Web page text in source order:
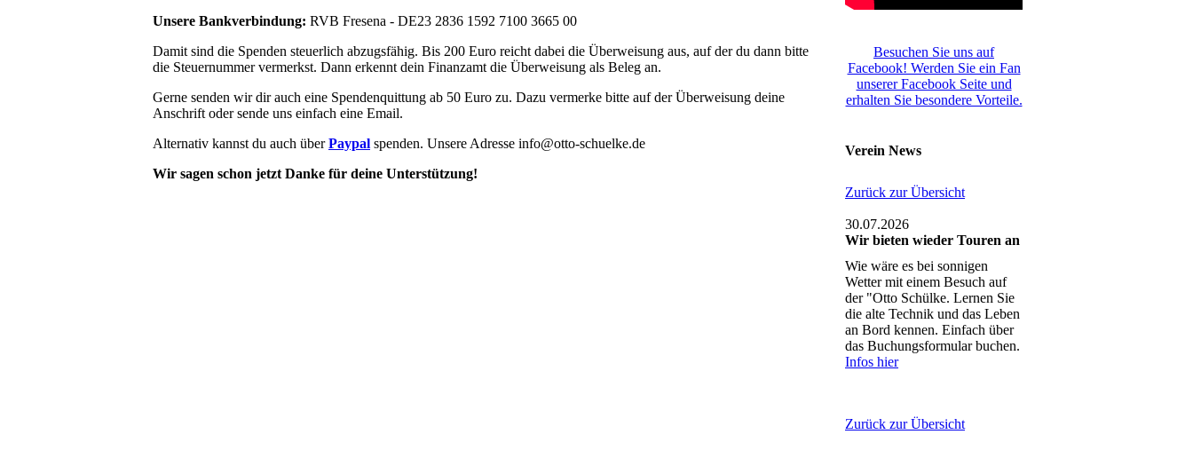
Unsere Bankverbindung: RVB Fresena - DE23 2836 1592 7100 3665 00
Damit sind die Spenden steuerlich abzugsfähig. Bis 200 Euro reicht dabei die Überweisung aus, auf der du dann bitte
die Steuernummer vermerkst. Dann erkennt dein Finanzamt die Überweisung als Beleg an.
Gerne senden wir dir auch eine Spendenquittung ab 50 Euro zu. Dazu vermerke bitte auf der Überweisung deine
Anschrift oder sende uns einfach eine Email.
Alternativ kannst du auch überPaypal spenden. Unsere Adresse info@otto-schuelke.de
Wir sagen schon jetzt Danke für deine Unterstützung!
Besuchen Sie uns auf
Facebook! Werden Sie ein Fan
unserer Facebook Seite und
erhalten Sie besondere Vorteile.
Verein News
Zurück zur Übersicht
30.07.2026
Wir bieten wieder Touren an
Wie wäre es bei sonnigen
Wetter mit einem Besuch auf
der "Otto Schülke. Lernen Sie
die alte Technik und das Leben
an Bord kennen. Einfach über
das Buchungsformular buchen.
Infos hier
Zurück zur Übersicht